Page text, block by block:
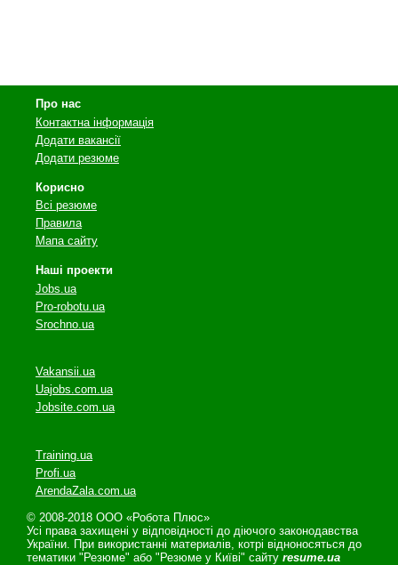
Про нас
Контактна інформація
Додати вакансії
Додати резюме
Корисно
Всі резюме
Правила
Мапа сайту
Наші проекти
Jobs.ua
Pro-robotu.ua
Srochno.ua
Vakansii.ua
Uajobs.com.ua
Jobsite.com.ua
Training.ua
Profi.ua
ArendaZala.com.ua
© 2008-2018 ООО «Робота Плюс»
Усі права захищені у відповідності до діючого законодавства
України. При використанні материалів, котрі відноносяться до
тематики "Резюме" або "Резюме у Київі" сайту resume.ua